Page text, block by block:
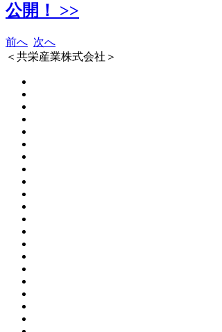
公開！ >>
前へ 次へ
＜共栄産業株式会社＞